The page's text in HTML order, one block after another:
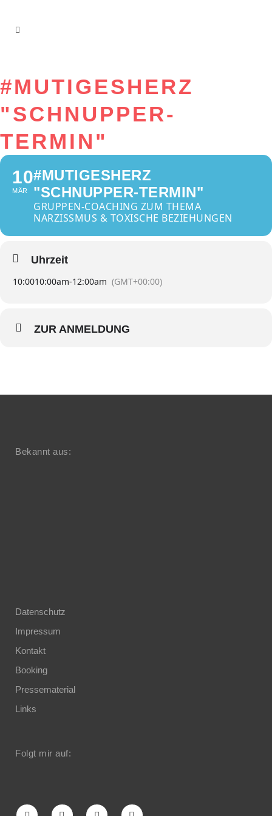
#MUTIGESHERZ
"SCHNUPPER-
TERMIN"
10
MÄR
#MUTIGESHERZ
"SCHNUPPER-TERMIN"
GRUPPEN-COACHING ZUM THEMA
NARZISSMUS & TOXISCHE BEZIEHUNGEN
Uhrzeit
10:0010:00am-12:00am (GMT+00:00)
ZUR ANMELDUNG
Bekannt aus:
Datenschutz
Impressum
Kontakt
Booking
Pressematerial
Links
Folgt mir auf: